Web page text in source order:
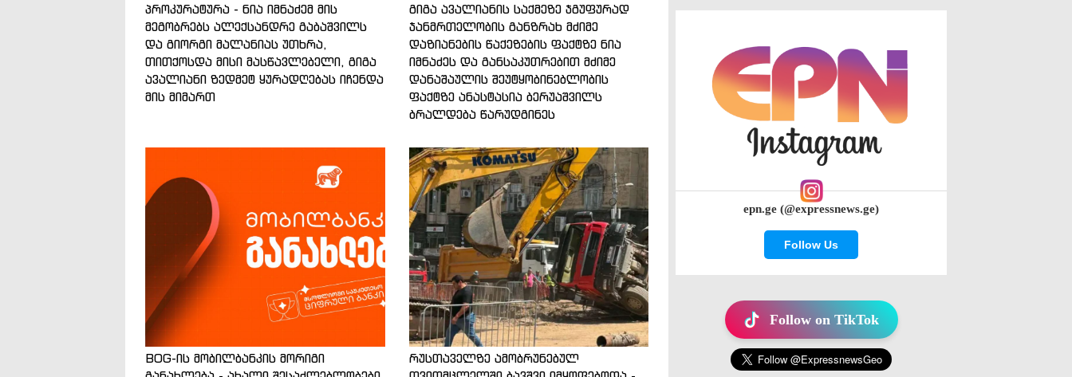
პროკურატურა - ნია იმნაძემ მის
მეგობრებს ალექსანდრე გაბაშვილს
და გიორგი მალანიას უთხრა,
თითქოსდა მისი მასწავლებელი, გიგა
ავალიანი ზედმეტ ყურადღებას იჩენდა
მის მიმართ
გიგა ავალიანის საქმეზე ჯგუფურად
ჯანმრთელობის განზრახ მძიმე
დაზიანების წაქეზების ფაქტზე ნია
იმნაძეს და განსაკუთრებით მძიმე
დანაშაულის შეუტყობინებლობის
ფაქტზე ანასტასია ბერუაშვილს
ბრალდება წარუდგინეს
BOG-ის მობილბანკის მორიგი
რუსთაველზე ამობრუნებულ
epn.ge (@expressnews.ge)
Follow Us
Follow on TikTok